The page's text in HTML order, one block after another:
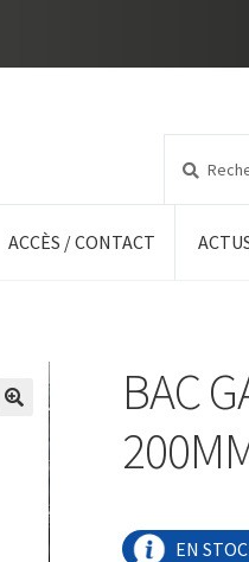
pour :
ACCÈS / CONTACT
BAC
EN